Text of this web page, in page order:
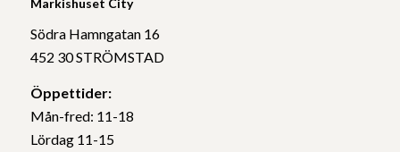
Markishuset City
Södra Hamngatan 16
452 30 STRÖMSTAD
Öppettider:
Mån-fred: 11-18
Lördag 11-15